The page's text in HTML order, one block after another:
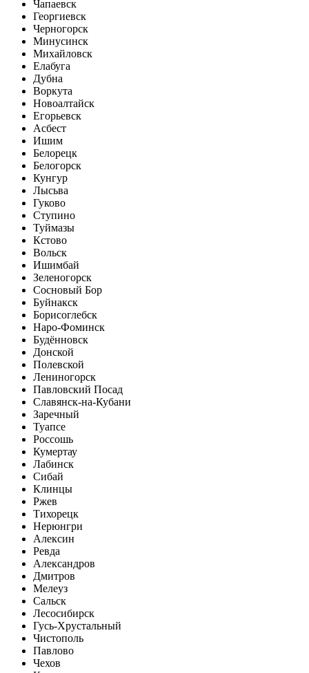
Чапаевск
Георгиевск
Черногорск
Минусинск
Михайловск
Елабуга
Дубна
Воркута
Новоалтайск
Егорьевск
Асбест
Ишим
Белорецк
Белогорск
Кунгур
Лысьва
Гуково
Ступино
Туймазы
Кстово
Вольск
Ишимбай
Зеленогорск
Сосновый Бор
Буйнакск
Борисоглебск
Наро-Фоминск
Будённовск
Донской
Полевской
Лениногорск
Павловский Посад
Славянск-на-Кубани
Заречный
Туапсе
Россошь
Кумертау
Лабинск
Сибай
Клинцы
Ржев
Тихорецк
Нерюнгри
Алексин
Ревда
Александров
Дмитров
Мелеуз
Сальск
Лесосибирск
Гусь-Хрустальный
Чистополь
Павлово
Чехов